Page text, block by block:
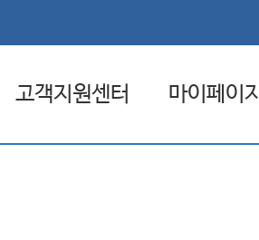
고객지원센터 마이페이지